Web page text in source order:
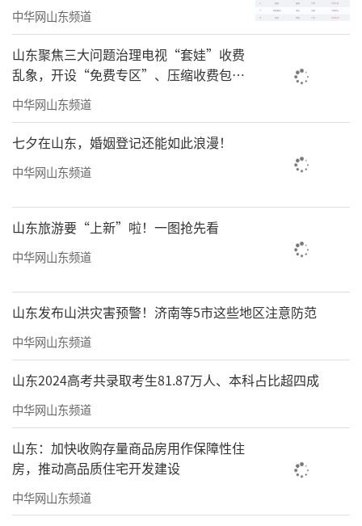
中华网山东频道
山东聚焦三大问题治理电视“套娃”收费
乱象，开设“免费专区”、压缩收费包比
例70%以上
中华网山东频道
七夕在山东，婚姻登记还能如此浪漫！
中华网山东频道
山东旅游要“上新”啦！一图抢先看
中华网山东频道
山东发布山洪灾害预警！济南等5市这些地区注意防范
中华网山东频道
山东2024高考共录取考生81.87万人、本科占比超四成
中华网山东频道
山东：加快收购存量商品房用作保障性住
房，推动高品质住宅开发建设
中华网山东频道